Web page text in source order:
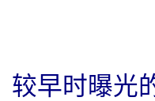
较早时曝光